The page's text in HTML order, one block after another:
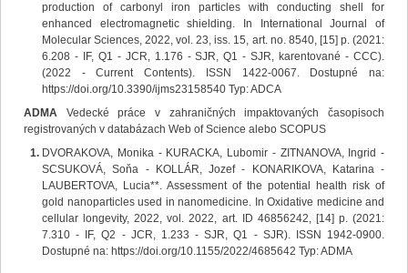
production of carbonyl iron particles with conducting shell for
enhanced electromagnetic shielding. In International Journal of
Molecular Sciences, 2022, vol. 23, iss. 15, art. no. 8540, [15] p. (2021:
6.208 - IF, Q1 - JCR, 1.176 - SJR, Q1 - SJR, karentované - CCC).
(2022 - Current Contents). ISSN 1422-0067. Dostupné na:
https://doi.org/10.3390/ijms23158540 Typ: ADCA
ADMA Vedecké práce v zahraničných impaktovaných časopisoch
registrovaných v databázach Web of Science alebo SCOPUS
DVORAKOVA, Monika - KURACKA, Lubomir - ZITNANOVA, Ingrid -
SCSUKOVÁ, Soňa - KOLLÁR, Jozef - KONARIKOVA, Katarina -
LAUBERTOVA, Lucia**. Assessment of the potential health risk of
gold nanoparticles used in nanomedicine. In Oxidative medicine and
cellular longevity, 2022, vol. 2022, art. ID 46856242, [14] p. (2021:
7.310 - IF, Q2 - JCR, 1.233 - SJR, Q1 - SJR). ISSN 1942-0900.
Dostupné na: https://doi.org/10.1155/2022/4685642 Typ: ADMA